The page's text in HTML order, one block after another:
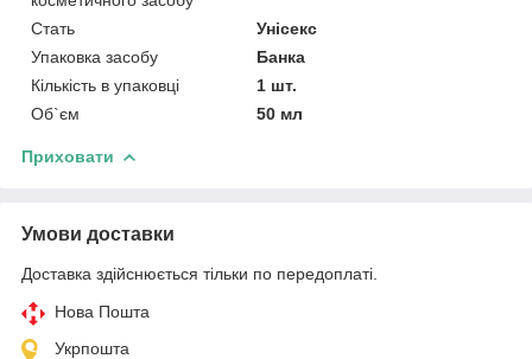
Стать
Унісекс
Упаковка засобу
Банка
Кількість в упаковці
1 шт.
Об`єм
50 мл
Приховати
Умови доставки
Доставка здійснюється тільки по передоплаті.
Нова Пошта
Укрпошта